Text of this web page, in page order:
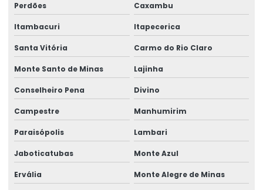
Perícia insalubridade local de trabalho
Perícia de insalubridade e periculosidade
Perícia judicial e assistência técnica
Perícia judicial de saúde ocupacional
Perícia médica
Perícia médica administrativa
Perícia médica em casos de acidente de trabalho
Perícia médica cível
Perdões Caxambu
Itambacuri Itapecerica
Santa Vitória Carmo do Rio Claro
Monte Santo de Minas Lajinha
Conselheiro Pena Divino
Campestre Manhumirim
Paraisópolis Lambari
Jaboticatubas Monte Azul
Ervália Monte Alegre de Minas